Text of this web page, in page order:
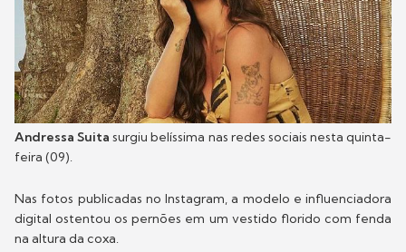
Andressa Suita surgiu belíssima nas redes sociais nesta quinta-
feira (09).
Nas fotos publicadas no Instagram, a modelo e influenciadora
digital ostentou os pernões em um vestido florido com fenda
na altura da coxa.